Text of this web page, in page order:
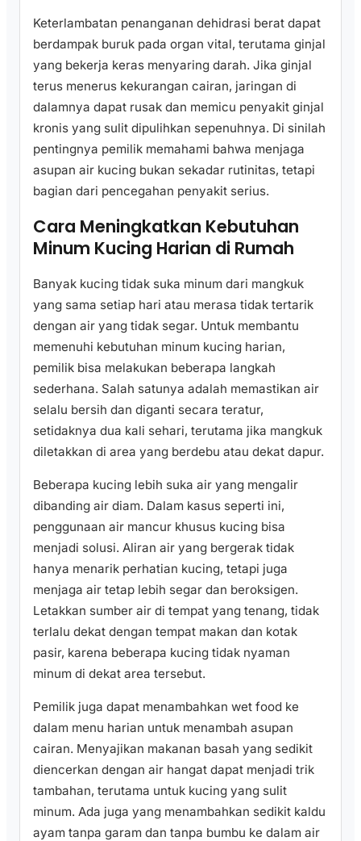
Keterlambatan penanganan dehidrasi berat dapat
berdampak buruk pada organ vital, terutama ginjal
yang bekerja keras menyaring darah. Jika ginjal
terus menerus kekurangan cairan, jaringan di
dalamnya dapat rusak dan memicu penyakit ginjal
kronis yang sulit dipulihkan sepenuhnya. Di sinilah
pentingnya pemilik memahami bahwa menjaga
asupan air kucing bukan sekadar rutinitas, tetapi
bagian dari pencegahan penyakit serius.
Cara Meningkatkan Kebutuhan
Minum Kucing Harian di Rumah
Banyak kucing tidak suka minum dari mangkuk
yang sama setiap hari atau merasa tidak tertarik
dengan air yang tidak segar. Untuk membantu
memenuhi kebutuhan minum kucing harian,
pemilik bisa melakukan beberapa langkah
sederhana. Salah satunya adalah memastikan air
selalu bersih dan diganti secara teratur,
setidaknya dua kali sehari, terutama jika mangkuk
diletakkan di area yang berdebu atau dekat dapur.
Beberapa kucing lebih suka air yang mengalir
dibanding air diam. Dalam kasus seperti ini,
penggunaan air mancur khusus kucing bisa
menjadi solusi. Aliran air yang bergerak tidak
hanya menarik perhatian kucing, tetapi juga
menjaga air tetap lebih segar dan beroksigen.
Letakkan sumber air di tempat yang tenang, tidak
terlalu dekat dengan tempat makan dan kotak
pasir, karena beberapa kucing tidak nyaman
minum di dekat area tersebut.
Pemilik juga dapat menambahkan wet food ke
dalam menu harian untuk menambah asupan
cairan. Menyajikan makanan basah yang sedikit
diencerkan dengan air hangat dapat menjadi trik
tambahan, terutama untuk kucing yang sulit
minum. Ada juga yang menambahkan sedikit kaldu
ayam tanpa garam dan tanpa bumbu ke dalam air